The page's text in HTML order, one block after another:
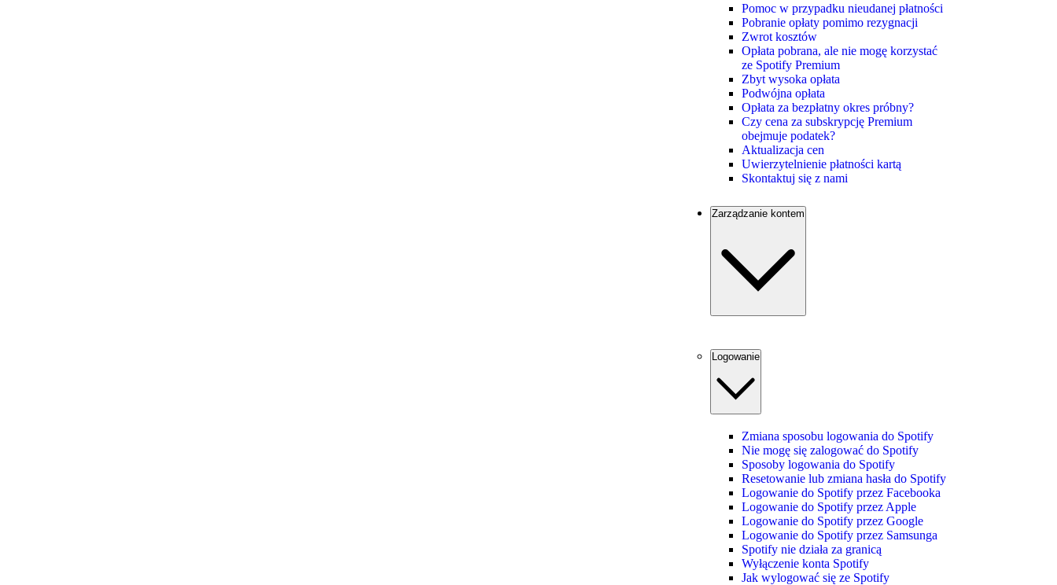
Pomoc w przypadku nieudanej płatności
Pobranie opłaty pomimo rezygnacji
Zwrot kosztów
Opłata pobrana, ale nie mogę korzystać
ze Spotify Premium
Zbyt wysoka opłata
Podwójna opłata
Opłata za bezpłatny okres próbny?
Czy cena za subskrypcję Premium
obejmuje podatek?
Aktualizacja cen
Uwierzytelnienie płatności kartą
Skontaktuj się z nami
Zarządzanie kontem
Logowanie
Zmiana sposobu logowania do Spotify
Nie mogę się zalogować do Spotify
Sposoby logowania do Spotify
Resetowanie lub zmiana hasła do Spotify
Logowanie do Spotify przez Facebooka
Logowanie do Spotify przez Apple
Logowanie do Spotify przez Google
Logowanie do Spotify przez Samsunga
Spotify nie działa za granicą
Wyłączenie konta Spotify
Jak wylogować się ze Spotify